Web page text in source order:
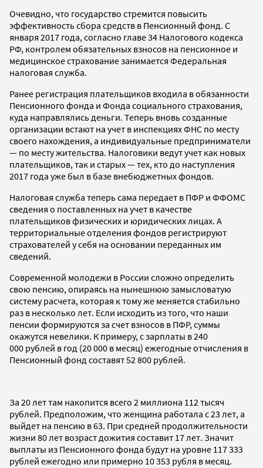
Очевидно, что государство стремится повысить
эффективность сбора средств в Пенсионный фонд. С
января 2017 года, согласно главе 34 Налогового кодекса
РФ, контролем обязательных взносов на пенсионное и
медицинское страхование занимается Федеральная
налоговая служба.
Ранее регистрация плательщиков входила в обязанности
Пенсионного фонда и Фонда социального страхования,
куда направлялись деньги. Теперь вновь созданные
организации встают на учет в инспекциях ФНС по месту
своего нахождения, а индивидуальные предприниматели
— по месту жительства. Налоговики ведут учет как новых
плательщиков, так и старых — тех, кто до наступления
2017 года уже был в базе внебюджетных фондов.
Налоговая служба теперь сама передает в ПФР и ФФОМС
сведения о поставленных на учет в качестве
плательщиков физических и юридических лицах. А
территориальные отделения фондов регистрируют
страхователей у себя на основании переданных им
сведений.
Современной молодежи в России сложно определить
свою пенсию, опираясь на нынешнюю замысловатую
систему расчета, которая к тому же меняется стабильно
раз в несколько лет. Если исходить из того, что наши
пенсии формируются за счет взносов в ПФР, суммы
окажутся невелики. К примеру, с зарплаты в 240
000 рублей в год (20 000 в месяц) ежегодные отчисления в
Пенсионный фонд составят 52 800 рублей.
За 20 лет там накопится всего 2 миллиона 112 тысяч
рублей. Предположим, что женщина работала с 23 лет, а
выйдет на пенсию в 63. При средней продолжительности
жизни 80 лет возраст дожития составит 17 лет. Значит
выплаты из Пенсионного фонда будут на уровне 117 333
рублей ежегодно или примерно 10 353 рубля в месяц.